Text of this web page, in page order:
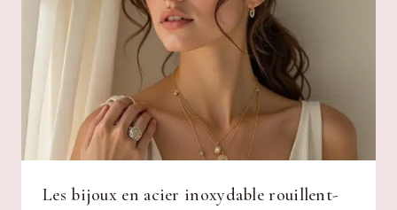
Les bijoux en acier inoxydable rouillent-